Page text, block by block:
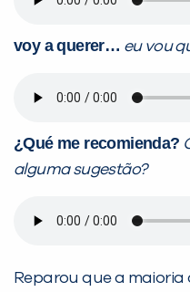
voy a querer… eu vou
¿Qué me recomienda?
alguma sugestão?
Reparou que a maioria